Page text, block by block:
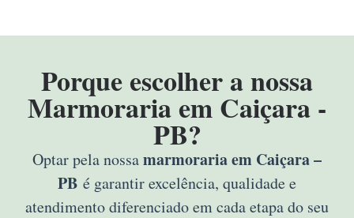
Porque escolher a nossa
Marmoraria em Caiçara -
PB?
Optar pela nossamarmoraria em Caiçara –
PB é garantir excelência, qualidade e
atendimento diferenciado em cada etapa do seu